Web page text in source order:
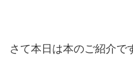
さて本日は本のご紹介で